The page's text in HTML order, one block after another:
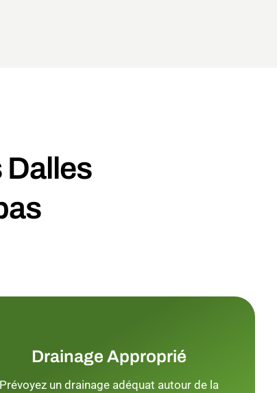
Dalles
Drainage Approprié
Prévoyez un drainage adéquat autour de la